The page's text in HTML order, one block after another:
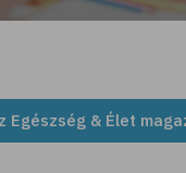
Egészség & Élet